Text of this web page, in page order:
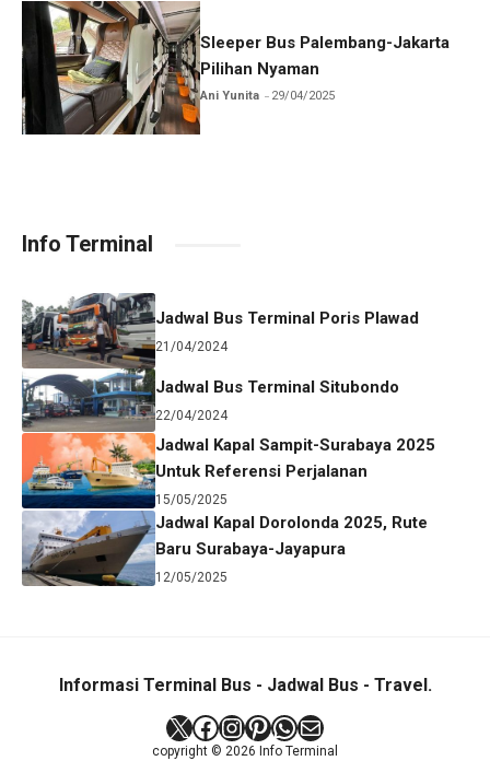
Sleeper Bus Palembang-Jakarta
Pilihan Nyaman
Ani Yunita 29/04/2025
Info Terminal
Jadwal Bus Terminal Poris Plawad
21/04/2024
Jadwal Bus Terminal Situbondo
22/04/2024
Jadwal Kapal Sampit-Surabaya 2025
Untuk Referensi Perjalanan
15/05/2025
Jadwal Kapal Dorolonda 2025, Rute
Baru Surabaya-Jayapura
12/05/2025
Informasi Terminal Bus - Jadwal Bus - Travel.
X Facebook
Instagram
Pinterest
WhatsApp
Mail
copyright © 2026 Info Terminal